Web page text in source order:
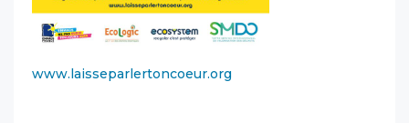
www.laisseparlertoncoeur.org